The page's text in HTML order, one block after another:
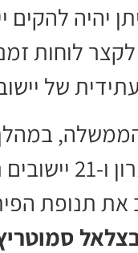
יהיה להקים
לוחות
של
ביהודה
את תנופת